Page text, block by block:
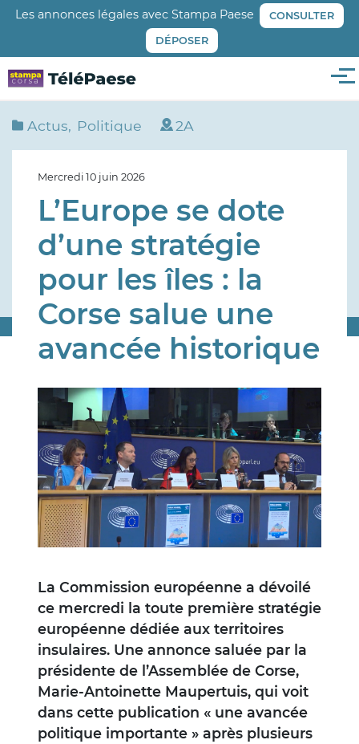
Aller
principal
Les annonces légales avec Stampa Paese CONSULTER
DÉPOSER
Actus Politique 2A
Mercredi 10 juin 2026
L’Europe se dote
d’une stratégie
pour les îles : la
Corse salue une
avancée historique
Image
La Commission européenne a dévoilé
ce mercredi la toute première stratégie
européenne dédiée aux territoires
insulaires. Une annonce saluée par la
présidente de l’Assemblée de Corse,
Marie-Antoinette Maupertuis, qui voit
dans cette publication « une avancée
politique importante » après plusieurs